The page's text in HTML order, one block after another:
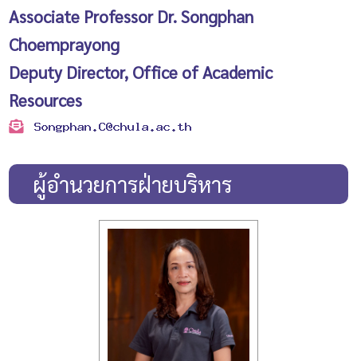
Associate Professor Dr. Songphan
Choemprayong
Deputy Director, Office of Academic
Resources
ผู้อำนวยการฝ่ายบริหาร